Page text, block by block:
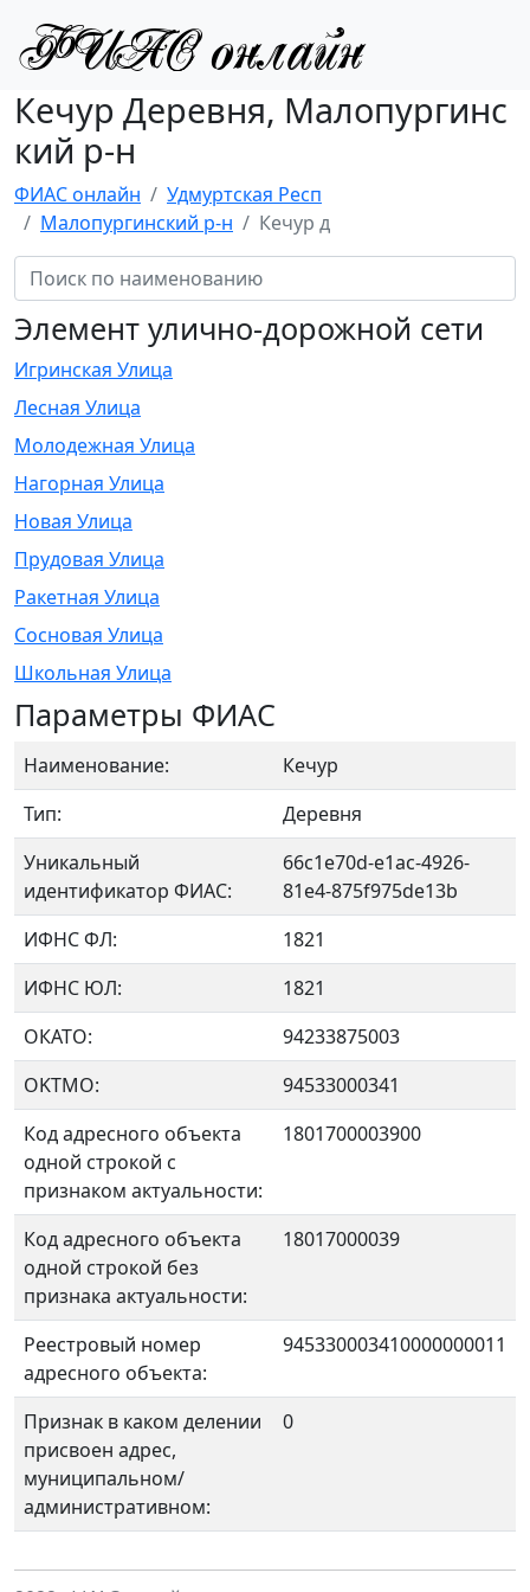
Кечур Деревня, Малопургинс
кий р-н
ФИАС онлайн
Удмуртская Респ
Малопургинский р-н
Кечур д
Элемент улично-дорожной сети
Игринская Улица
Лесная Улица
Молодежная Улица
Нагорная Улица
Новая Улица
Прудовая Улица
Ракетная Улица
Сосновая Улица
Школьная Улица
Параметры ФИАС
Наименование:
Кечур
Тип:
Деревня
Уникальный
идентификатор ФИАС:
66c1e70d-e1ac-4926-
81e4-875f975de13b
ИФНС ФЛ:
1821
ИФНС ЮЛ:
1821
ОКАТО:
94233875003
OKTMO:
94533000341
Код адресного объекта
одной строкой с
признаком актуальности:
1801700003900
Код адресного объекта
одной строкой без
признака актуальности:
18017000039
Реестровый номер
адресного объекта:
945330003410000000011
Признак в каком делении
присвоен адрес,
муниципальном/
административном:
0